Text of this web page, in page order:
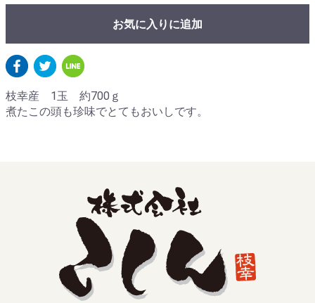
お気に入りに追加
枝幸産 1玉 約700ｇ
煮たこの頭も珍味でとてもおいしです。